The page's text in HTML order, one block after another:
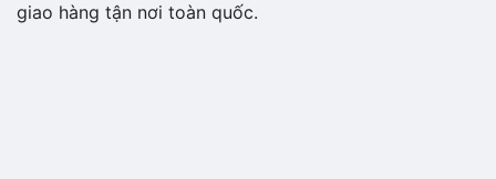
giao hàng tận nơi toàn quốc.